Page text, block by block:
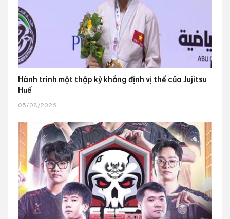
Hành trình một thập kỷ khẳng định vị thế của Jujitsu
Huế
05/08/2026